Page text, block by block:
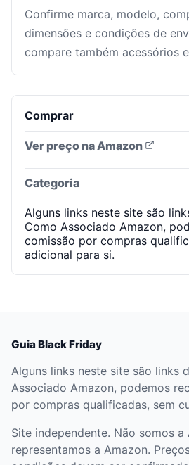
Confirme marca, modelo,
dimensões e condições de
compare também acessórios
Comprar
Ver preço na Amazon
Categoria
Alguns links neste site são
Como Associado Amazon,
comissão por compras
adicional para si.
Guia Black Friday
Alguns links neste site são links
Associado Amazon, podemos
por compras qualificadas, sem
Site independente. Não somos a
representamos a Amazon.